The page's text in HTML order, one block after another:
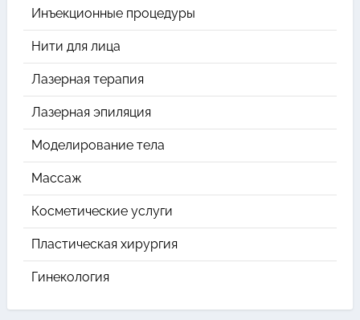
Инъекционные процедуры
Нити для лица
Лазерная терапия
Лазерная эпиляция
Моделирование тела
Массаж
Косметические услуги
Пластическая хирургия
Гинекология